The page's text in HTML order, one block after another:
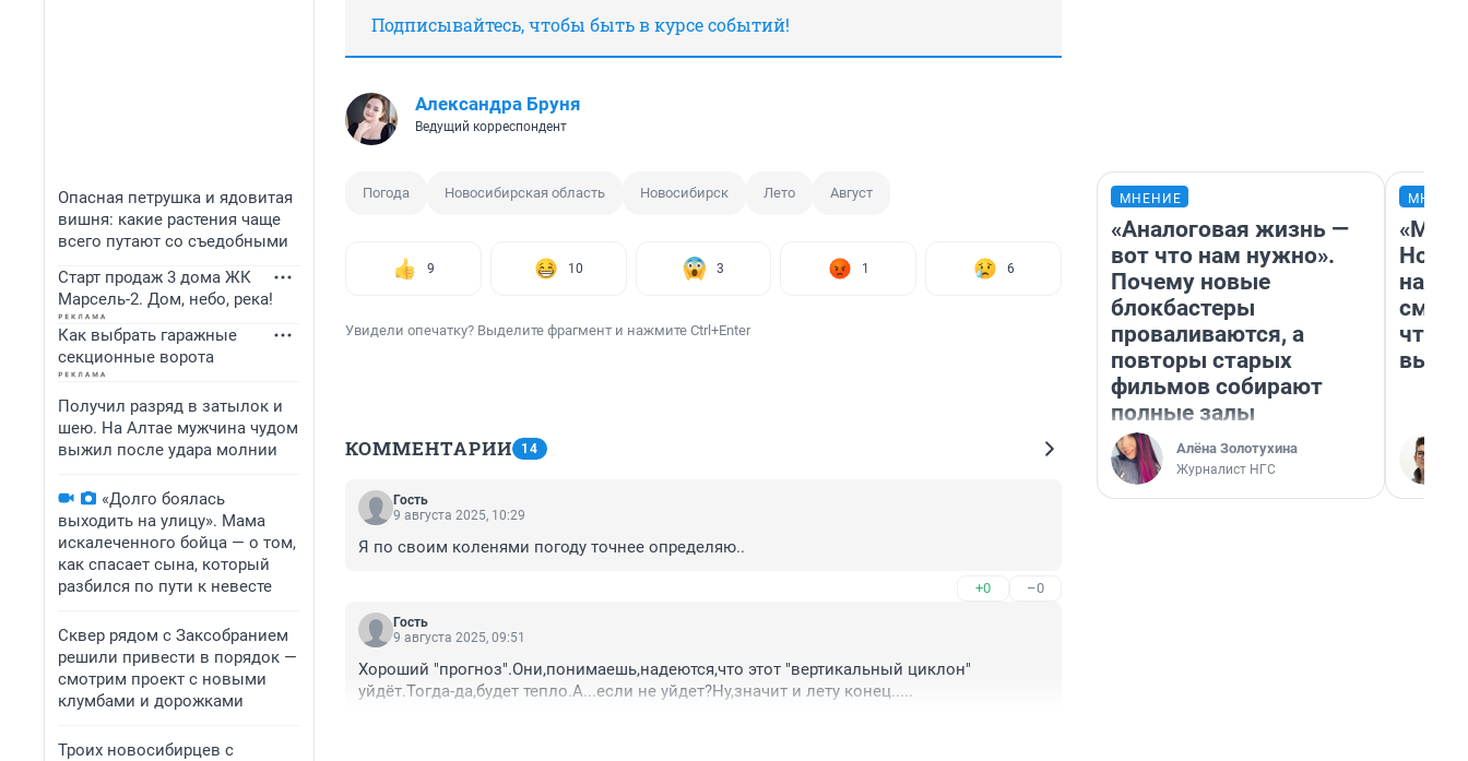
Опасная петрушка и ядовитая
вишня: какие растения чаще
всего путают со съедобными
Старт продаж 3 дома ЖК
Марсель-2. Дом, небо, река!
Как выбрать гаражные
секционные ворота
Получил разряд в затылок и
шею. На Алтае мужчина чудом
выжил после удара молнии
«Долго боялась
выходить на улицу». Мама
искалеченного бойца — о том,
как спасает сына, который
разбился по пути к невесте
Сквер рядом с Заксобранием
решили привести в порядок —
смотрим проект с новыми
клумбами и дорожками
Троих новосибирцев с
Подписывайтесь, чтобы быть в курсе событий!
Александра Бруня
Ведущий корреспондент
Погода Новосибирская область Новосибирск Лето Август
9 10 3 1 6
Увидели опечатку? Выделите фрагмент и нажмите Ctrl+Enter
КОММЕНТАРИИ 14
Гость
9 августа 2025, 10:29
Я по своим коленями погоду точнее определяю..
+0 –0
Гость
9 августа 2025, 09:51
Хороший "прогноз".Они,понимаешь,надеются,что этот "вертикальный циклон"
уйдёт.Тогда-да,будет тепло.А...если не уйдет?Ну,значит и лету конец.....
МНЕНИЕ
«Аналоговая жизнь —
вот что нам нужно».
Почему новые
блокбастеры
проваливаются, а
повторы старых
фильмов собирают
полные залы
Алёна Золотухина
Журналист НГС
«Мы